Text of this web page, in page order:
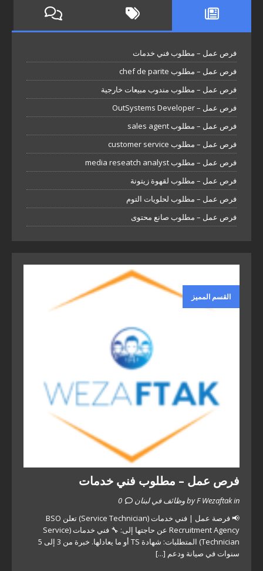
فرص عمل – مطلوب فني خدمات
فرص عمل – مطلوب chef de parite
فرص عمل – مطلوب مندوب مبيعات خارجية
فرص عمل – OutSystems Developer
فرص عمل – مطلوب sales agent
فرص عمل – مطلوب customer service
فرص عمل – مطلوب media reseatch analyst
فرص عمل – مطلوب لقهوة زيتونة
فرص عمل – مطلوب لحلويات التوم
فرص عمل – مطلوب صانع محتوى
القسم المميز
فرص عمل – مطلوب فني خدمات
by F Wezaftak in وظائف في لبنان
0
📢 فرصة عمل | فني خدمات (Service Technician) تعلن BSO
Recruitment Agency عن حاجتها إلى: 🔧 فني خدمات (Service
Technician) المتطلبات: شهادة TS أو ما يعادلها. خبرة من 3 إلى 5
سنوات في صيانة ودعم [...]